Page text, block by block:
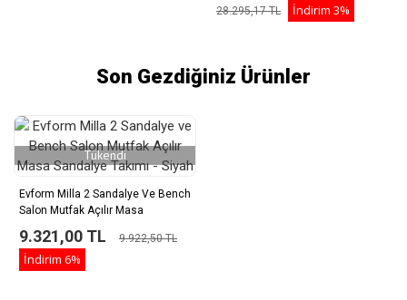
28.295,17 TL İndirim 3%
Son Gezdiğiniz Ürünler
Tükendi
Evform Milla 2 Sandalye Ve Bench
Salon Mutfak Açılır Masa
9.321,00 TL 9.922,50 TL
İndirim 6%